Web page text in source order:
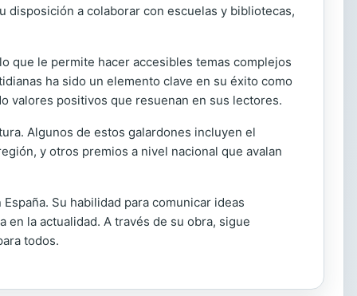
disposición a colaborar con escuelas y bibliotecas,
que le permite hacer accesibles temas complejos
ha sido un elemento clave en su éxito como
valores positivos que resuenan en sus lectores.
Algunos de estos galardones incluyen el
y otros premios a nivel nacional que avalan
Su habilidad para comunicar ideas
la actualidad. A través de su obra, sigue
todos.